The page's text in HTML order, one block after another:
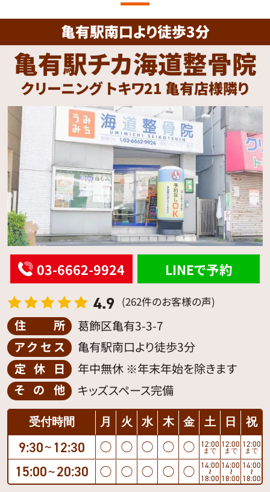
亀有駅南口より徒歩3分
亀有駅チカ海道整骨院
クリーニング トキワ21 亀有店様隣り
4.9 (262件のお客様の声)
住所
葛飾区亀有3-3-7
アクセス
亀有駅南口より徒歩3分
定休日
年中無休 ※年末年始を除きます
その他
キッズスペース完備
03-6662-9924 LINEで予約
受付時間 月 火 水 木 金 土 日 祝
9:30 〜 12:30 ◯ ◯ ◯ ◯ ◯ 12:00
まで
12:00
まで
12:00
まで
15:00 〜 20:30 ◯ ◯ ◯ ◯ ◯ 14:00
〜
18:00
14:00
〜
18:00
14:00
〜
18:00